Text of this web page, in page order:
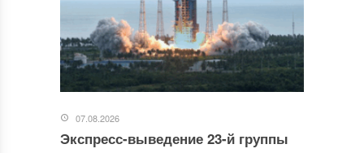
07.08.2026
Экспресс-выведение 23-й группы